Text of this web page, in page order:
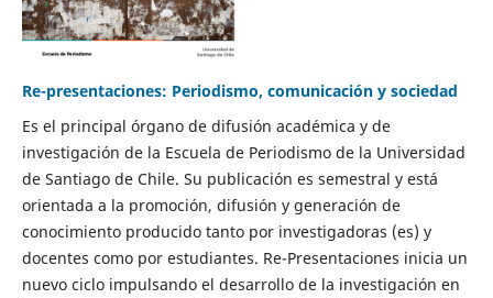
Re-presentaciones: Periodismo, comunicación y sociedad
Es el principal órgano de difusión académica y de
investigación de la Escuela de Periodismo de la Universidad
de Santiago de Chile. Su publicación es semestral y está
orientada a la promoción, difusión y generación de
conocimiento producido tanto por investigadoras (es) y
docentes como por estudiantes. Re-Presentaciones inicia un
nuevo ciclo impulsando el desarrollo de la investigación en